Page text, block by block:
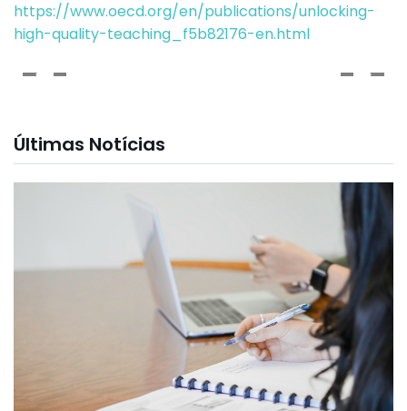
Últimas Notícias
https://www.oecd.org/en/publications/unlocking-
high-quality-teaching_f5b82176-en.html